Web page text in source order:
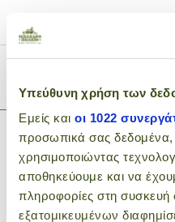
Υπεύθυνη χρήση των
Εμείς και οι 1022
προσωπικά σας δεδομένα,
χρησιμοποιώντας
αποθηκεύουμε και να
πληροφορίες στη
εξατομικευμένων
19
ADD TO CART